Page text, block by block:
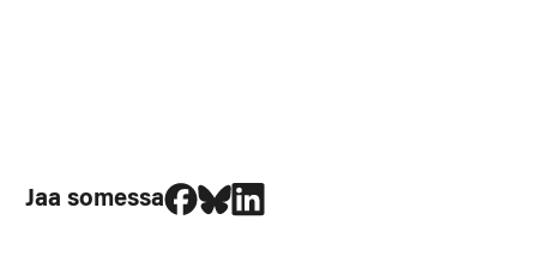
Jaa somessa
Jaa Facebookissa
Jaa Blueskyssa
Jaa LinkedIn:ssä